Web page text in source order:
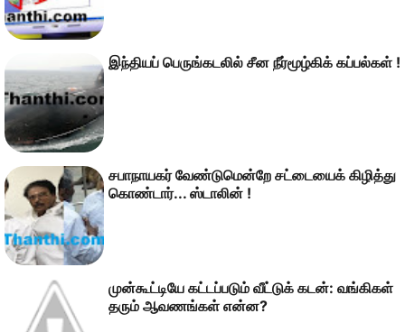
இந்தியப் பெருங்கடலில் சீன நீர்மூழ்கிக் கப்பல்கள் !
சபாநாயகர் வேண்டுமென்றே சட்டையைக் கிழித்து
கொண்டார்... ஸ்டாலின் !
முன்கூட்டியே கட்டப்படும் வீட்டுக் கடன்: வங்கிகள்
தரும் ஆவணங்கள் என்ன?